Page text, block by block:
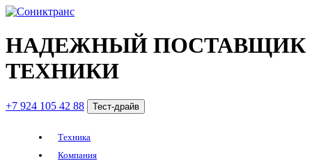
НАДЕЖНЫЙ ПОСТАВЩИК
ТЕХНИКИ
+7 924 105 42 88 Тест-драйв
Техника
Компания